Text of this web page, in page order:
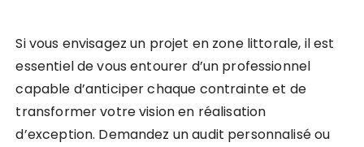
Si vous envisagez un projet en zone littorale, il est
essentiel de vous entourer d’un professionnel
capable d’anticiper chaque contrainte et de
transformer votre vision en réalisation
d’exception. Demandez un audit personnalisé ou